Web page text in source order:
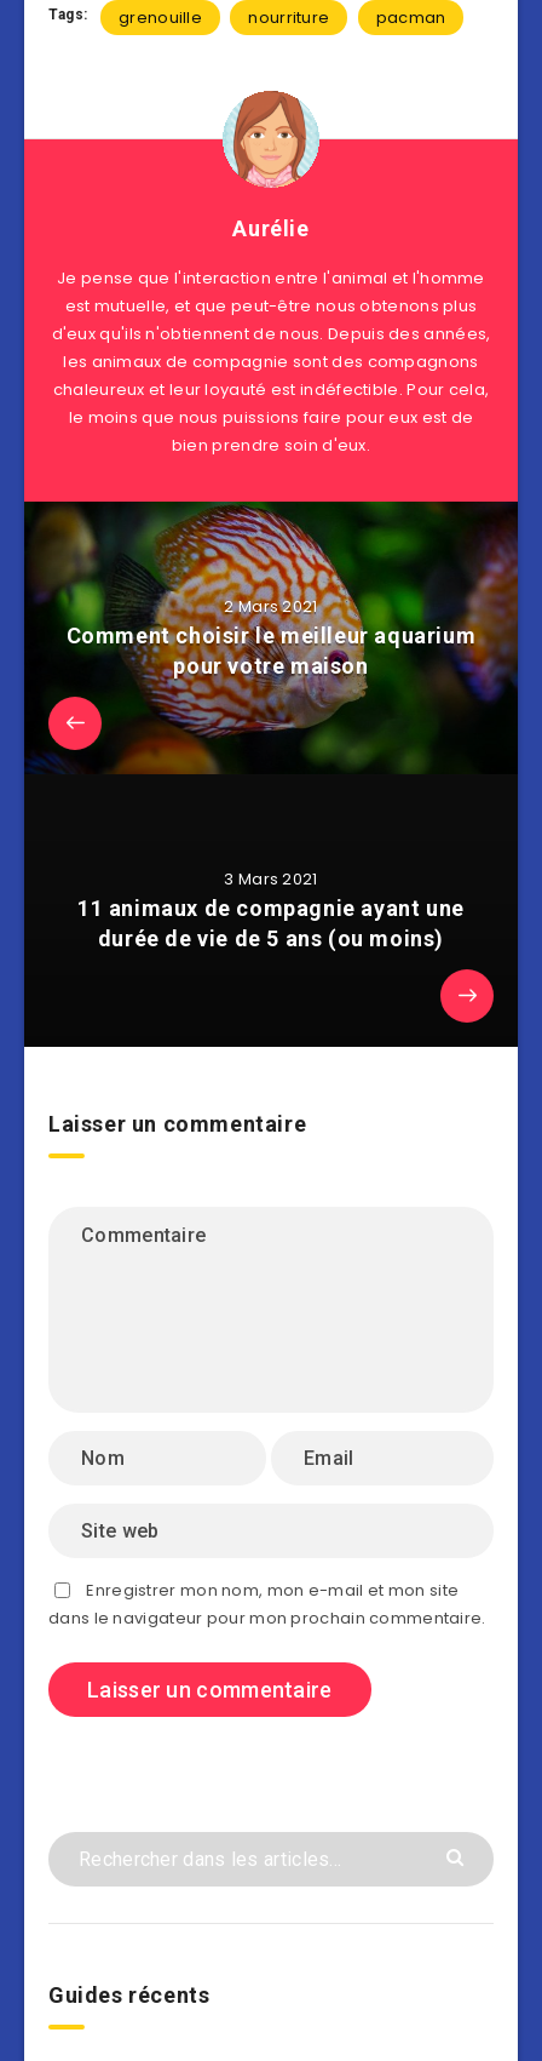
Tags: grenouille nourriture pacman
Aurélie
Je pense que l'interaction entre l'animal et l'homme
est mutuelle, et que peut-être nous obtenons plus
d'eux qu'ils n'obtiennent de nous. Depuis des années,
les animaux de compagnie sont des compagnons
chaleureux et leur loyauté est indéfectible. Pour cela,
le moins que nous puissions faire pour eux est de
bien prendre soin d'eux.
2 Mars 2021
Comment choisir le meilleur aquarium
pour votre maison
3 Mars 2021
11 animaux de compagnie ayant une
durée de vie de 5 ans (ou moins)
Laisser un commentaire
Enregistrer mon nom, mon e-mail et mon site
dans le navigateur pour mon prochain commentaire.
Guides récents